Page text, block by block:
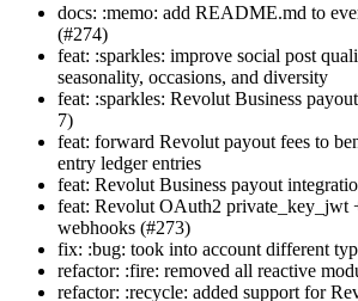
docs: :memo: add README.md to
(#274)
feat: :sparkles: improve social post
seasonality, occasions, and diversity
feat: :sparkles: Revolut Business
7)
feat: forward Revolut payout fees to
entry ledger entries
feat: Revolut Business payout
feat: Revolut OAuth2 private_key_jwt
webhooks (#273)
fix: :bug: took into account different
refactor: :fire: removed all reactive
refactor: :recycle: added support for